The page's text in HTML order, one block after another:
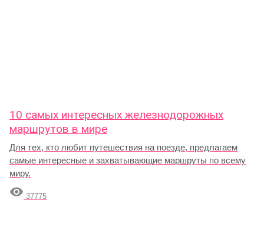
10 самых интересных железнодорожных
маршрутов в мире
Для тех, кто любит путешествия на поезде, предлагаем
самые интересные и захватывающие маршруты по всему
миру.
 37775